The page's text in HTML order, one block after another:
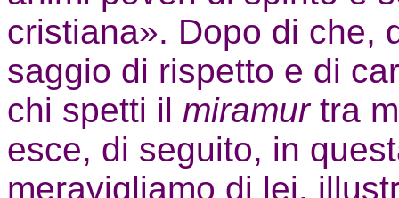
cristiana». Dopo di che,
saggio di rispetto e di
chi spetti il miramurtra
esce, di seguito, in
meravigliamo di lei,